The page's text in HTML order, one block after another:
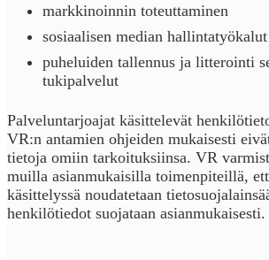
markkinoinnin toteuttaminen
sosiaalisen median hallintatyökalut
puheluiden tallennus ja litterointi
tukipalvelut
Palveluntarjoajat käsittelevät
VR:n antamien ohjeiden mukaisesti
tietoja omiin tarkoituksiinsa. VR
muilla asianmukaisilla toimenpiteillä,
käsittelyssä noudatetaan
henkilötiedot suojataan asianmukaisesti.